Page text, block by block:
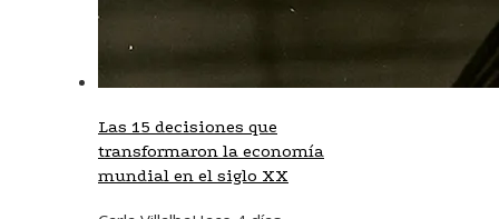
Las 15 decisiones que
transformaron la economía
mundial en el siglo XX